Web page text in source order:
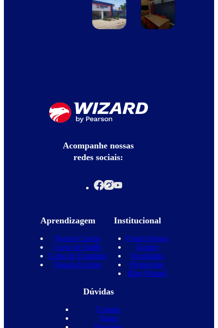
Acompanhe nossas
redes sociais:
Aprendizagem
Nossos Cursos
Curso de Inglês
Curso de Espanhol
Nossas Escolas
Institucional
Quem Somos
Equipe
Novidades
Promoções
Blog Wizard
Dúvidas
Contato
Vagas